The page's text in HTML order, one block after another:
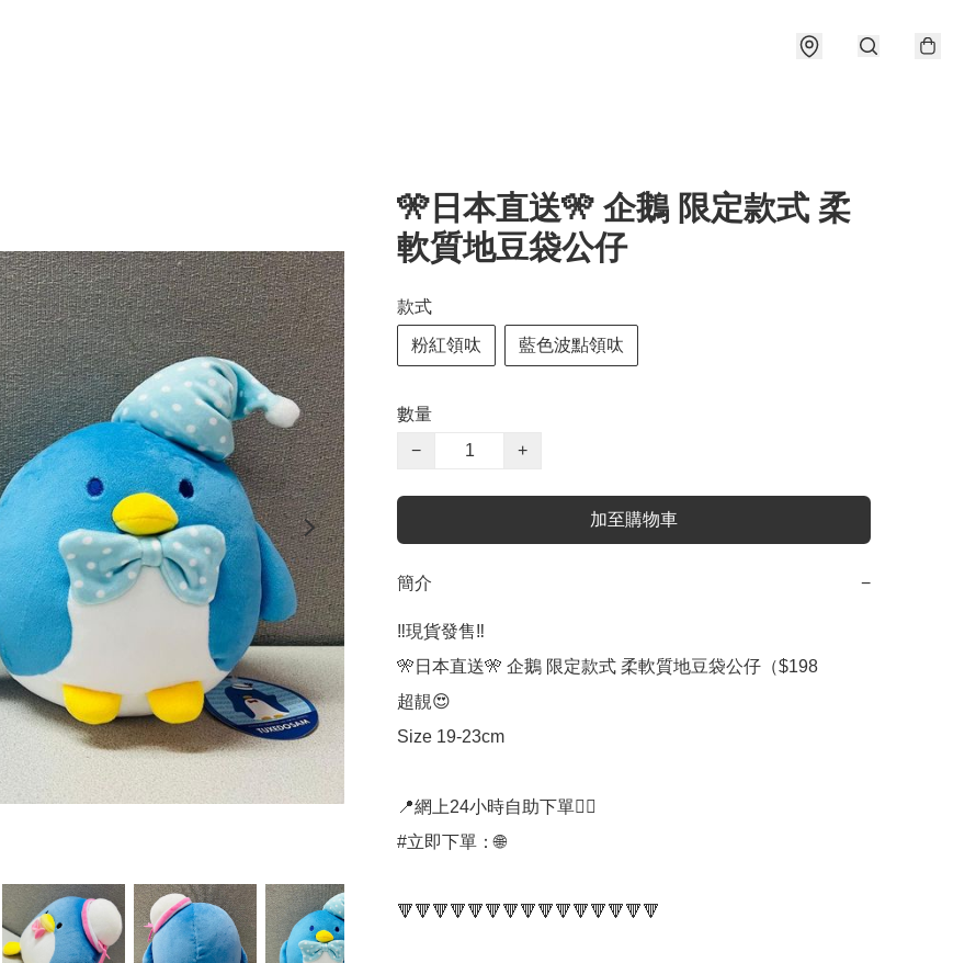
🎌日本直送🎌 企鵝 限定款式 柔
軟質地豆袋公仔
款式
粉紅領呔 藍色波點領呔
數量
−
+
加至購物車
簡介 −
‼️現貨發售‼️
🎌日本直送🎌 企鵝 限定款式 柔軟質地豆袋公仔（$198
超靚😍
Size 19-23cm
📍網上24小時自助下單👍🏻
#立即下單：🌐
🔻🔻🔻🔻🔻🔻🔻🔻🔻🔻🔻🔻🔻🔻🔻